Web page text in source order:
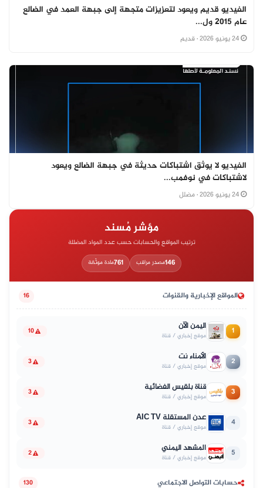
الفيديو قديم ويعود لتعزيزات متجهة إلى جبهة العمد في الضالع
عام 2015 ول...
· قديم
الفيديو لا يوثق اشتباكات حديثة في جبهة الضالع ويعود
لاشتباكات في نوفمب...
· مضلل
مؤشر مُسند
ترتيب المواقع والحسابات حسب عدد المواد المضللة
146مصدر مراقب 761مادة موثّقة
المواقع الإخبارية والقنوات 16
1 اليمن الآن
موقع إخباري / قناة 10
2 الأمناء نت
موقع إخباري / قناة 3
3 قناة بلقيس الفضائية
موقع إخباري / قناة 3
4 عدن المستقلة AIC TV
موقع إخباري / قناة 3
5 المشهد اليمني
موقع إخباري / قناة 2
حسابات التواصل الاجتماعي 130